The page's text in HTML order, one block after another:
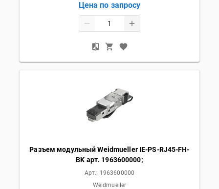
Цена по запросу
Разъем модульный Weidmueller IE-PS-RJ45-FH-
BK арт. 1963600000;
Арт.: 1963600000
Weidmueller